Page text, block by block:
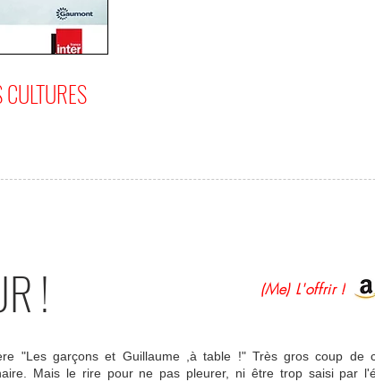
! (Me) L'offrir !
"Les garçons et Guillaume ,à table !" Très gros coup de
Mais le rire pour ne pas pleurer, ni être trop saisi par